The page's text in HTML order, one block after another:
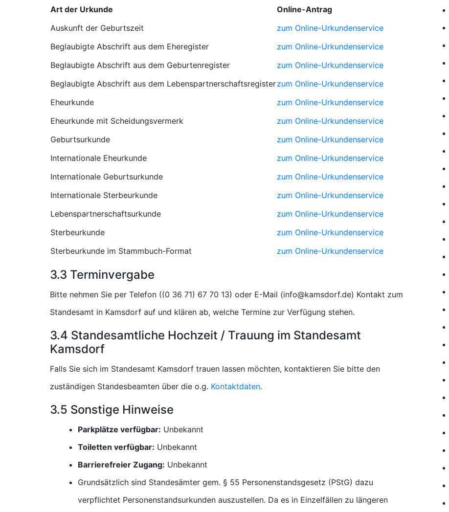
Art der Urkunde
Online-Antrag
Auskunft der Geburtszeit
zum Online-Urkundenservice
Beglaubigte Abschrift aus dem Eheregister
zum Online-Urkundenservice
Beglaubigte Abschrift aus dem Geburtenregister
zum Online-Urkundenservice
Beglaubigte Abschrift aus dem Lebenspartnerschaftsregisterzum Online-Urkundenservice
Eheurkunde
zum Online-Urkundenservice
Eheurkunde mit Scheidungsvermerk
zum Online-Urkundenservice
Geburtsurkunde
zum Online-Urkundenservice
Internationale Eheurkunde
zum Online-Urkundenservice
Internationale Geburtsurkunde
zum Online-Urkundenservice
Internationale Sterbeurkunde
zum Online-Urkundenservice
Lebenspartnerschaftsurkunde
zum Online-Urkundenservice
Sterbeurkunde
zum Online-Urkundenservice
Sterbeurkunde im Stammbuch-Format
zum Online-Urkundenservice
3.3 Terminvergabe
Bitte nehmen Sie per Telefon ( ) oder E-Mail (
) Kontakt zum
Standesamt in Kamsdorf auf und klären ab, welche Termine zur Verfügung stehen.
3.4 Standesamtliche Hochzeit / Trauung im Standesamt
Kamsdorf
Falls Sie sich im Standesamt Kamsdorf trauen lassen möchten, kontaktieren Sie bitte den
zuständigen Standesbeamten über die o.g. Kontaktdaten.
3.5 Sonstige Hinweise
Parkplätze verfügbar: Unbekannt
Toiletten verfügbar: Unbekannt
Barrierefreier Zugang: Unbekannt
Grundsätzlich sind Standesämter gem. § 55 Personenstandsgesetz (PStG) dazu
verpflichtet Personenstandsurkunden auszustellen. Da es in Einzelfällen zu längeren